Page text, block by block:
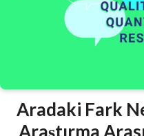
Aradaki Fark
Araştırma